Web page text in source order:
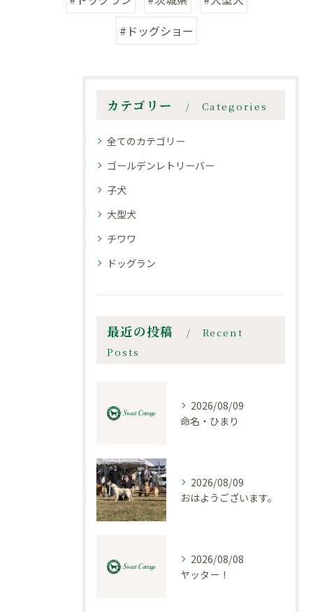
#ドッグショー
カテゴリー Categories
全てのカテゴリー
ゴールデンレトリーバー
子犬
大型犬
チワワ
ドッグラン
最近の投稿
Recent
Posts
2026/08/09
命名・ひまり
2026/08/09
おはようございます。
2026/08/08
ヤッター！